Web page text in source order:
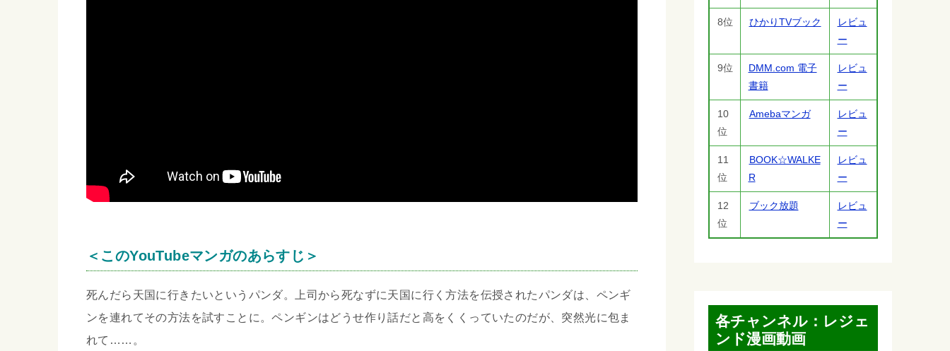
＜このYouTubeマンガのあらすじ＞
死んだら天国に行きたいというパンダ。上司から死なずに天国に行く方法を伝授されたパンダは、ペンギ
ンを連れてその方法を試すことに。ペンギンはどうせ作り話だと高をくくっていたのだが、突然光に包ま
れて……。
8位 ひかりTVブック
レビュ
ー
9位
DMM.com 電子
書籍
レビュ
ー
10
位
Amebaマンガ
レビュ
ー
11
位
BOOK☆WALKE
R
レビュ
ー
12
位
ブック放題
レビュ
ー
各チャンネル：レジェ
ンド漫画動画